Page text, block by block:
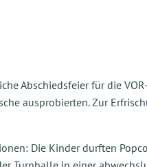
Abschiedsfeier für die
ausprobierten. Zur
Die Kinder durften